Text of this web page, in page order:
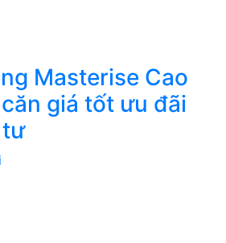
Masterise Cao
giá tốt ưu đãi